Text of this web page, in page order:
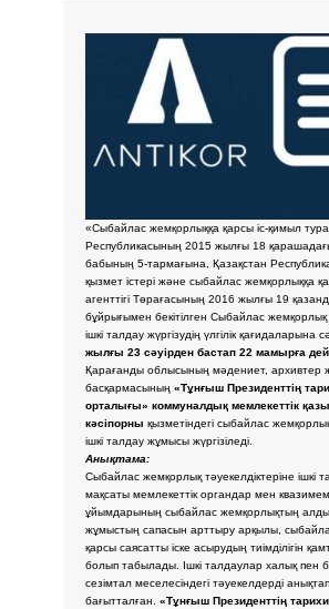
«Сыбайлас жемқорлыққа қарсы іс-қимыл
Республикасының 2015 жылғы 18
бабының 5-тармағына, Қазақстан
қызмет істері және сыбайлас жемқорлыққа
агенттігі Төрағасының 2016 жылғы 19
бұйрығымен бекітілген Сыбайлас жемқорлық
ішкі талдау жүргізудің үлгілік қағидаларына
жылғы 23 сәуірден бастап 22 мамырға
Қарағанды облысының мәдениет, архивтер
басқармасының «Тұнғыш Президенттің
орталығы» коммуналдық мемлекеттік
кәсіпорны қызметіндегі сыбайлас
ішкі талдау жұмысы жүргізіледі.
Анықтама:
Сыбайлас жемқорлық тәуекелдіктеріне ішкі
мақсаты мемлекеттік органдар мен
ұйымдарының сыбайлас жемқорлықтың
жұмыстың сапасын арттыру арқылы,
қарсы саясатты іске асырудың тиімділігін
болып табылады. Ішкі талдаулар халық пен
сезімтал меселесіндегі тәуекелдерді
бағытталған. «Тұнғыш Президенттің